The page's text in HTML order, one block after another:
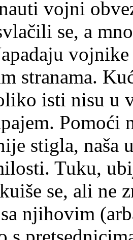
vojni
se, a
stranama.
isti nisu u
Pomoći
stigla, naša
Tuku,
se, ali ne
njihovim